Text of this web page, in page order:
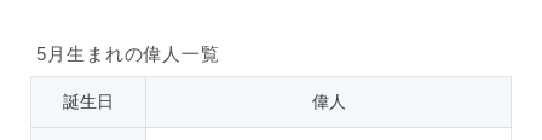
5月生まれの偉人一覧
誕生日 偉人